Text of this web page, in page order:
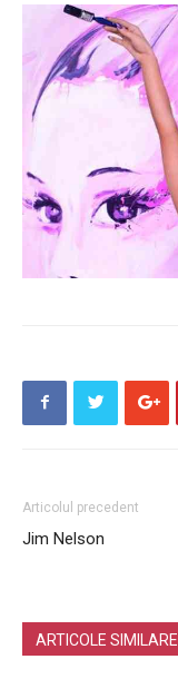
Articolul precedent
Jim Nelson
ARTICOLE SIMILARE